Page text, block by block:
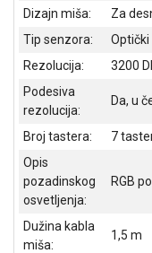
FITNES
ALAT I
BAŠTA
OUTLET
KRIPTO
IGRAČKE
Dizajn miša:
Za
Tip senzora:
Optički
Rezolucija:
3200
Podesiva
rezolucija:
Da, u
Broj tastera:
7
Opis
pozadinskog
osvetljenja:
RGB
Dužina kabla
miša:
1,5 m